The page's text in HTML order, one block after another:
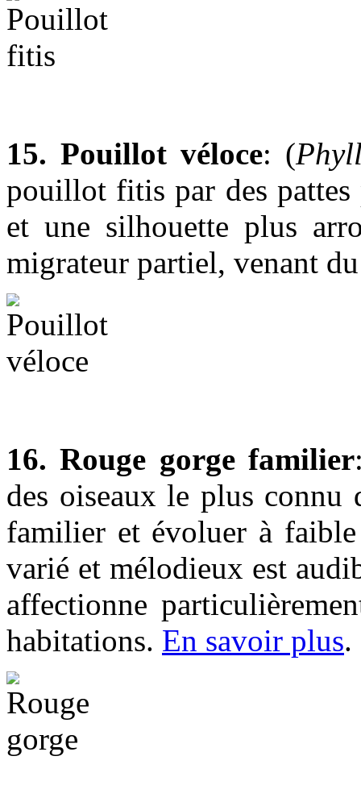
15. Pouillot véloce: (
pouillot fitis par des
et une silhouette plus
migrateur partiel, venant
16. Rouge gorge familier
des oiseaux le plus
familier et évoluer à
varié et mélodieux est
affectionne
habitations. En savoir plus.